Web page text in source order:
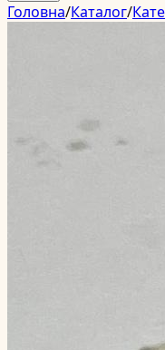
Головна/Каталог/